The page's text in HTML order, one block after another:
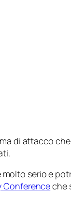
di attacco
serio e
Conferenceche